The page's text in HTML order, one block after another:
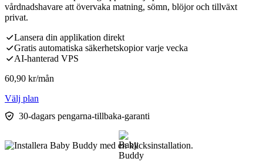
vårdnadshavare att övervaka matning, sömn, blöjor och tillväxt
privat.
Lansera din applikation direkt
Gratis automatiska säkerhetskopior varje vecka
AI-hanterad VPS
60,90 kr/mån
Välj plan
30-dagars pengarna-tillbaka-garanti